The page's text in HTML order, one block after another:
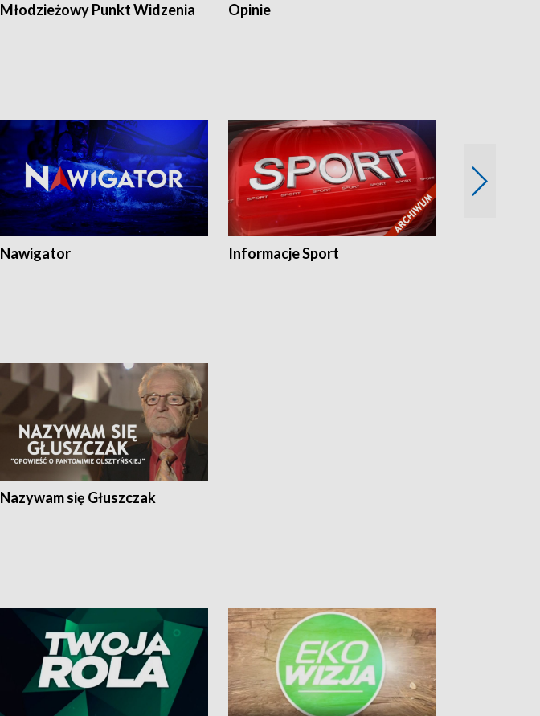
Młodzieżowy Punkt Widzenia Opinie
Nawigator Informacje Sport
Nazywam się Głuszczak